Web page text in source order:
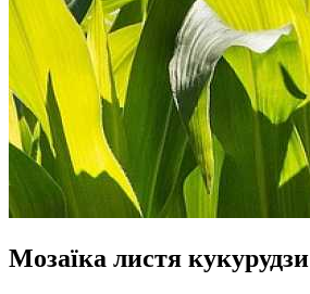
Мозаїка листя кукурудзи